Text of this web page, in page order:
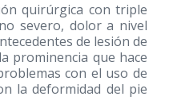
quirúrgica con triple
severo, dolor a nivel
de lesión de
prominencia que hace
con el uso de
la deformidad del pie